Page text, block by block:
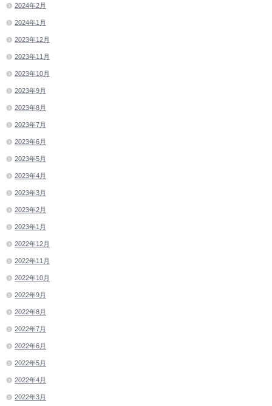
2024年2月
2024年1月
2023年12月
2023年11月
2023年10月
2023年9月
2023年8月
2023年7月
2023年6月
2023年5月
2023年4月
2023年3月
2023年2月
2023年1月
2022年12月
2022年11月
2022年10月
2022年9月
2022年8月
2022年7月
2022年6月
2022年5月
2022年4月
2022年3月